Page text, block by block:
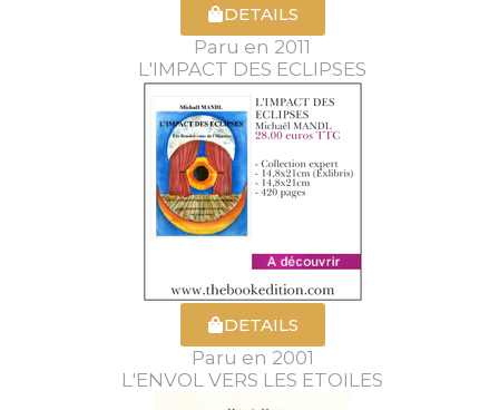
DETAILS
Paru en 2011
L'IMPACT DES ECLIPSES
DETAILS
Paru en 2001
L'ENVOL VERS LES ETOILES